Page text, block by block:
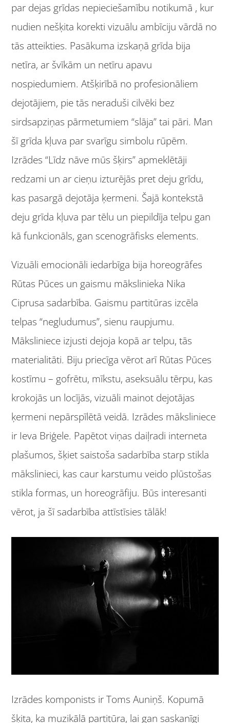
par dejas grīdas nepieciešamību notikumā , kur
nudien nešķita korekti vizuālu ambīciju vārdā no
tās atteikties. Pasākuma izskaņā grīda bija
netīra, ar švīkām un netīru apavu
nospiedumiem. Atšķirībā no profesionāliem
dejotājiem, pie tās neraduši cilvēki bez
sirdsapziņas pārmetumiem “slāja” tai pāri. Man
šī grīda kļuva par svarīgu simbolu rūpēm.
Izrādes “Līdz nāve mūs šķirs” apmeklētāji
redzami un ar cieņu izturējās pret deju grīdu,
kas pasargā dejotāja ķermeni. Šajā kontekstā
deju grīda kļuva par tēlu un piepildīja telpu gan
kā funkcionāls, gan scenogrāfisks elements.
Vizuāli emocionāli iedarbīga bija horeogrāfes
Rūtas Pūces un gaismu mākslinieka Nika
Ciprusa sadarbība. Gaismu partitūras izcēla
telpas “negludumus”, sienu raupjumu.
Māksliniece izjusti dejoja kopā ar telpu, tās
materialitāti. Biju priecīga vērot arī Rūtas Pūces
kostīmu – gofrētu, mīkstu, aseksuālu tērpu, kas
krokojās un locījās, vizuāli mainot dejotājas
ķermeni nepārspīlētā veidā. Izrādes māksliniece
ir Ieva Briģele. Papētot viņas daiļradi interneta
plašumos, šķiet saistoša sadarbība starp stikla
mākslinieci, kas caur karstumu veido plūstošas
stikla formas, un horeogrāfiju. Būs interesanti
vērot, ja šī sadarbība attīstīsies tālāk!
Izrādes komponists ir Toms Auniņš. Kopumā
šķita, ka muzikālā partitūra, lai gan saskanīgi